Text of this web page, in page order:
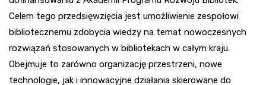
Celem tego przedsięwzięcia jest umożliwienie zespołowi
bibliotecznemu zdobycia wiedzy na temat nowoczesnych
rozwiązań stosowanych w bibliotekach w całym kraju.
Obejmuje to zarówno organizację przestrzeni, nowe
technologie, jak i innowacyjne działania skierowane do